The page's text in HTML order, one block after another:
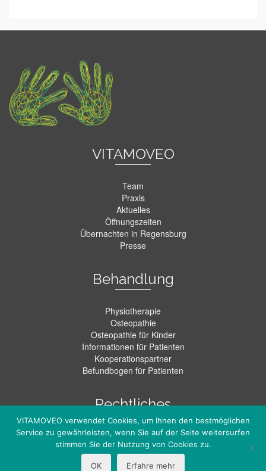
VITAMOVEO
Team
Praxis
Aktuelles
Öffnungszeiten
Übernachten in Regensburg
Presse
Behandlung
Physiotherapie
Osteopathie
Osteopathie für Kinder
Informationen für Patienten
Kooperationspartner
Befundbogen für Patienten
Rechtliches
Kontakt
Datenschutz
Impressum
VITAMOVEO verwendet Cookies, um Ihnen den bestmöglichen
Service zu gewährleisten, wenn Sie auf der Seite weitersurfen
stimmen Sie der Nutzung von Cookies zu.
OK Erfahre mehr